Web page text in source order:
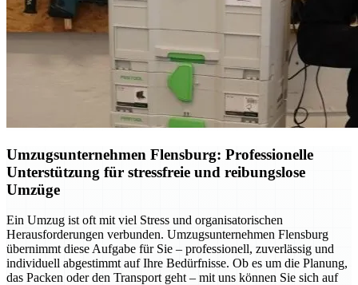
Umzugsunternehmen Flensburg: Professionelle
Unterstützung für stressfreie und reibungslose
Umzüge
Ein Umzug ist oft mit viel Stress und organisatorischen
Herausforderungen verbunden. Umzugsunternehmen Flensburg
übernimmt diese Aufgabe für Sie – professionell, zuverlässig und
individuell abgestimmt auf Ihre Bedürfnisse. Ob es um die Planung,
das Packen oder den Transport geht – mit uns können Sie sich auf